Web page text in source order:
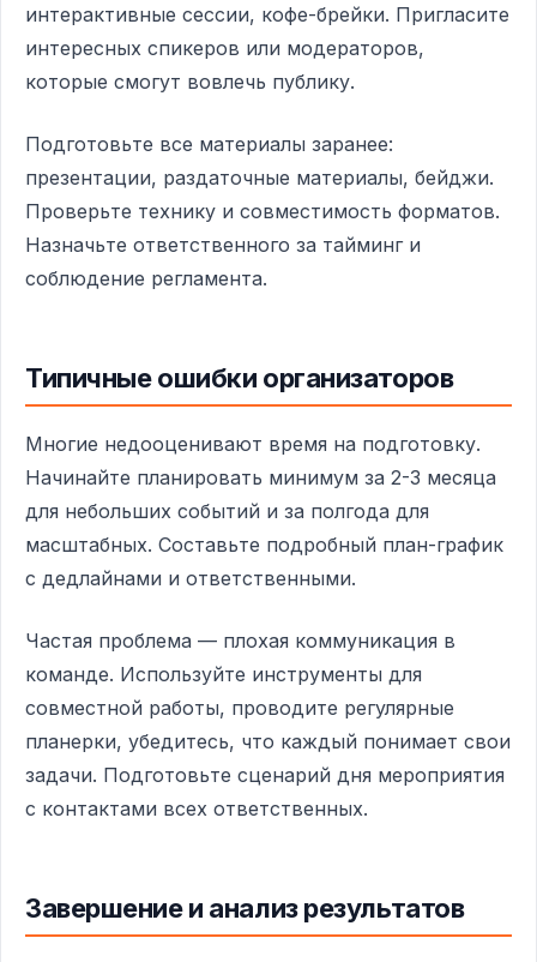
интерактивные сессии, кофе-брейки. Пригласите
интересных спикеров или модераторов,
которые смогут вовлечь публику.
Подготовьте все материалы заранее:
презентации, раздаточные материалы, бейджи.
Проверьте технику и совместимость форматов.
Назначьте ответственного за тайминг и
соблюдение регламента.
Типичные ошибки организаторов
Многие недооценивают время на подготовку.
Начинайте планировать минимум за 2-3 месяца
для небольших событий и за полгода для
масштабных. Составьте подробный план-график
с дедлайнами и ответственными.
Частая проблема — плохая коммуникация в
команде. Используйте инструменты для
совместной работы, проводите регулярные
планерки, убедитесь, что каждый понимает свои
задачи. Подготовьте сценарий дня мероприятия
с контактами всех ответственных.
Завершение и анализ результатов